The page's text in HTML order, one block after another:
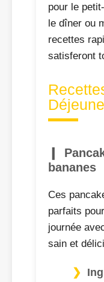
pour le
le dîner ou
recettes
satisferont
bananes
Ces
parfaits
journée
sain et